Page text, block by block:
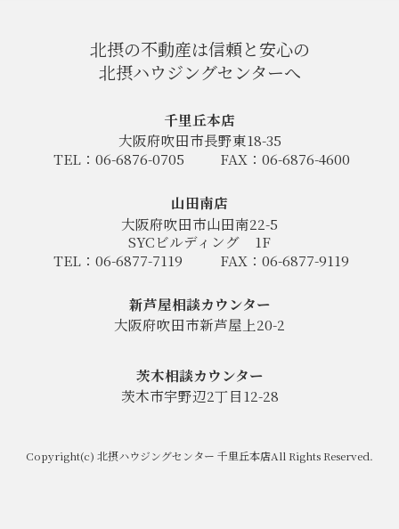
北摂の不動産は信頼と安心の
北摂ハウジングセンターへ
千里丘本店
大阪府吹田市長野東18-35
TEL：06-6876-0705
FAX：06-6876-4600
山田南店
大阪府吹田市山田南22-5
SYCビルディング
1F
TEL：06-6877-7119
FAX：06-6877-9119
新芦屋相談カウンター
大阪府吹田市新芦屋上20-2
茨木相談カウンター
茨木市宇野辺2丁目12-28
Copyright(c) 北摂ハウジングセンター 千里丘本店All Rights Reserved.